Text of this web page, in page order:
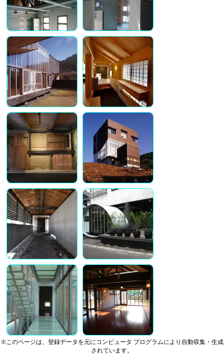
※このページは、登録データを元にコンピュータ プログラムにより自動収集・生成
されています。